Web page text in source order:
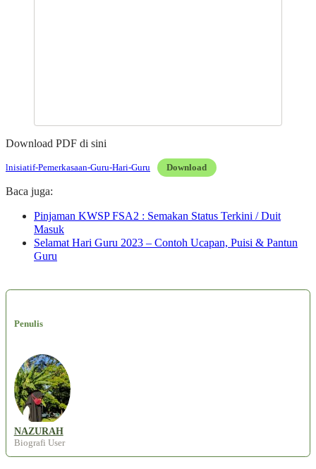
Download PDF di sini
lnisiatif-Pemerkasaan-Guru-Hari-Guru Download
Baca juga:
Pinjaman KWSP FSA2 : Semakan Status Terkini / Duit
Masuk
Selamat Hari Guru 2023 – Contoh Ucapan, Puisi & Pantun
Guru
Penulis
NAZURAH
Biografi User